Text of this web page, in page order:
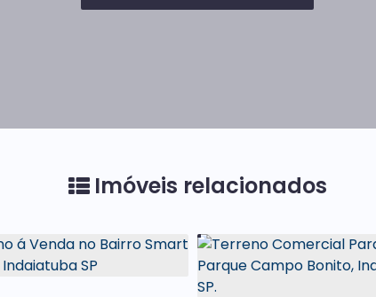
Imóveis relacionados